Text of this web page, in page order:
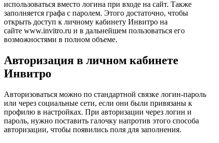
использоваться вместо логина при входе на сайт. Также
заполняется графа с паролем. Этого достаточно, чтобы
открыть доступ к личному кабинету Инвитро на
сайте www.invitro.ru и в дальнейшем пользоваться его
возможностями в полном объеме.
Авторизация в личном кабинете
Инвитро
Авторизоваться можно по стандартной связке логин-пароль
или через социальные сети, если они были привязаны к
профилю в настройках. При авторизации через логин и
пароль, нужно поставить галочку напротив этого способа
авторизации, чтобы появились поля для заполнения.